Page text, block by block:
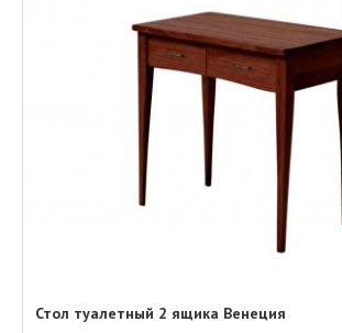
Стол туалетный 2 ящика Венеция